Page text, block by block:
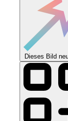
Dieses Bild